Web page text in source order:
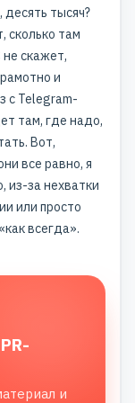
десять тысяч?
сколько там
скажет,
и
с Telegram-
там, где надо,
Вот,
все равно, я
из-за нехватки
или просто
всегда».
и